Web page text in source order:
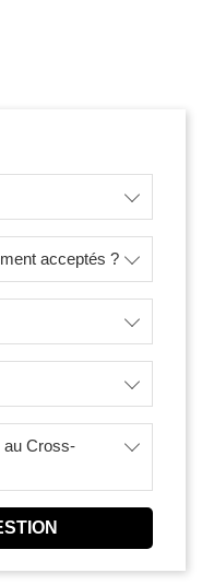
acceptés ?
au Cross-